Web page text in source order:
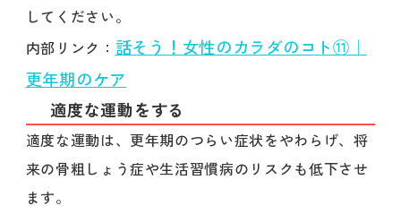
してください。
内部リンク： 話そう！女性のカラダのコト⑪｜
更年期のケア
適度な運動をする
適度な運動は、更年期のつらい症状をやわらげ、将
来の骨粗しょう症や生活習慣病のリスクも低下させ
ます。